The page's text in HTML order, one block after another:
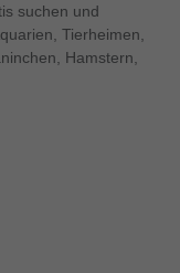
suchen und
Tierheimen,
Hamstern,